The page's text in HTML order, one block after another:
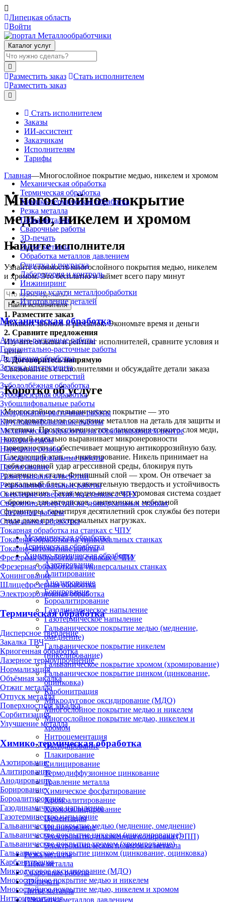
Липецкая область
Войти
Каталог услуг
Разместить заказ
Стать исполнителем
Разместить заказ
Стать исполнителем
Заказы
ИИ-ассистент
Заказчикам
Исполнителям
Тарифы
Механическая обработка
Термическая обработка
Химико-термическая обработка
Резка металла
Гибка металла
Сварочные работы
3D-печать
Литьё металла
Обработка металлов давлением
Очистка и покраска
Лаборатория и контроль
Инжиниринг
Прочие услуги металлообработки
Изготовление деталей
Механическая обработка
Алмазно-расточные работы
Горизонтально-расточные работы
Долбёжная обработка
Заточка инструмента
Зенкерование отверстий
Зубодолбёжная обработка
Зубофрезерная обработка
Зубошлифовальные работы
Координатно-расточные работы
Круглошлифовальные работы
Механическая обработка на обрабатывающем центре
Накатка резьбы
Нарезание резьбы
Плоскошлифовальные работы
Протягивание
Развертывание отверстий
Резьбошлифовальные работы
Сверление отверстий на станках с ЧПУ
Сверление отверстий на универсальных станках
Слесарные работы
Строгальная обработка
Токарная обработка на станках с ЧПУ
Токарная обработка на универсальных станках
Токарно-автоматные работы
Фрезерная обработка на станках с ЧПУ
Фрезерная обработка на универсальных станках
Хонингование
Шлицефрезерная обработка
Электроэрозионная обработка
Термическая обработка
Дисперсное твердение
Закалка ТВЧ
Криогенная обработка
Лазерное термоупрочнение
Нормализация
Объёмная закалка
Отжиг металла
Отпуск металла
Поверхностная закалка
Сорбитизация
Улучшение металла
Химико-термическая обработка
Азотирование
Алитирование
Анодирование
Борирование
Бороалитирование
Газодинамическое напыление
Газотермическое напыление
Гальваническое покрытие медью (меднение, омеднение)
Гальваническое покрытие никелем (никелирование)
Гальваническое покрытие хромом (хромирование)
Гальваническое покрытие цинком (цинкование, оцинковка)
Карбонитрация
Микродуговое оксидирование (МДО)
Многослойное покрытие медью и никелем
Многослойное покрытие медью, никелем и хромом
Нитроцементация
Главная—Многослойное покрытие медью, никелем и хромом
Многослойное покрытие
медью, никелем и хромом
Найдите исполнителя
Узнайте стоимость многослойного покрытия медью, никелем
и хромом. Это бесплатно и займет всего пару минут
Найти исполнителя
1. Разместите заказ
Никаких звонков и рассылок. Экономьте время и деньги
2. Сравните предложения
Изучите отзывы и рейтинг исполнителей, сравните условия и
цены
3.Договоритесь напрямую
Связывайтесь с исполнителями и обсуждайте детали заказа
Коротко об услуге
Многослойное гальваническое покрытие — это
последовательное осаждение металлов на деталь для защиты и
эстетики. Процесс начинается с нанесения тонкого слоя меди,
который идеально выравнивает микронеровности
поверхности и обеспечивает мощную антикоррозийную базу.
Следующий этап — никелирование. Никель принимает на
себя основной удар агрессивной среды, блокируя путь
ржавчине к стали. Финишный слой — хром. Он отвечает за
зеркальный блеск, исключительную твердость и устойчивость
к истиранию. Такая медно-никелево-хромовая система создает
«броню» для автодисков, сантехники и мебельной
фурнитуры, гарантируя десятилетний срок службы без потери
вида даже при экстремальных нагрузках.
Механическая обработка
Термическая обработка
Химико-термическая обработка
Азотирование
Алитирование
Анодирование
Борирование
Бороалитирование
Газодинамическое напыление
Газотермическое напыление
Гальваническое покрытие медью (меднение,
омеднение)
Гальваническое покрытие никелем
(никелирование)
Гальваническое покрытие хромом (хромирование)
Гальваническое покрытие цинком (цинкование,
оцинковка)
Карбонитрация
Микродуговое оксидирование (МДО)
Многослойное покрытие медью и никелем
Многослойное покрытие медью, никелем и
хромом
Нитроцементация
Оксидирование
Плакирование
Силицирование
Термодиффузионное цинкование
Травление металла
Химическое фосфатирование
Хромоалитирование
Хромосилицирование
Цементация
Цианирование
Электролитно-плазменная полировка (ЭПП)
Электрохимическая полировка металла
Резка металла
Гибка металла
Сварочные работы
3D-печать
Литьё металла
Обработка металлов давлением